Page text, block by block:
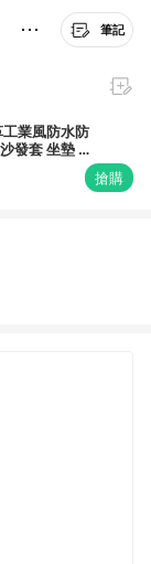
筆記
工業風防水防
發套 坐墊 保
搶購